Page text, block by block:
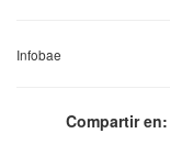
Infobae
Compartir en: